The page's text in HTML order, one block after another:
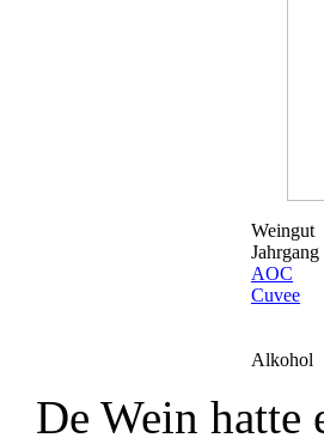
Weingut
Jahrgang
AOC
Cuvee
Alkohol
De Wein hatte